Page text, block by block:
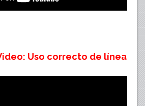
Uso correcto de línea